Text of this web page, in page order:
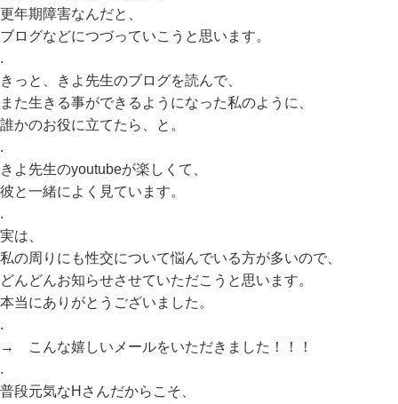
更年期障害なんだと、
ブログなどにつづっていこうと思います。
.
きっと、きよ先生のブログを読んで、
また生きる事ができるようになった私のように、
誰かのお役に立てたら、と。
.
きよ先生のyoutubeが楽しくて、
彼と一緒によく見ています。
.
実は、
私の周りにも性交について悩んでいる方が多いので、
どんどんお知らせさせていただこうと思います。
本当にありがとうございました。
.
→ こんな嬉しいメールをいただきました！！！
.
普段元気なHさんだからこそ、